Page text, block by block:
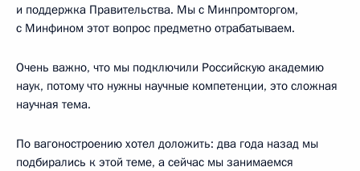
и поддержка Правительства. Мы с Минпромторгом,
с Минфином этот вопрос предметно отрабатываем.
Очень важно, что мы подключили Российскую академию
наук, потому что нужны научные компетенции, это сложная
научная тема.
По вагоностроению хотел доложить: два года назад мы
подбирались к этой теме, а сейчас мы занимаемся